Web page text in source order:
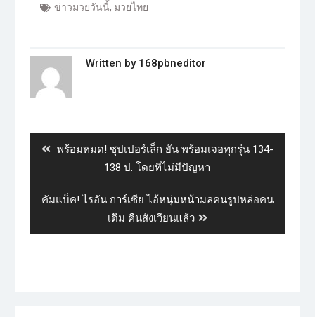
ข่าวมวยวันนี้, มวยไทย
Written by 168pbneditor
พร้อมหมด! ซุปเปอร์​เล็ก ยัน พร้อมเจอทุกรุ่น 134-
138 ป.​ โดยที่ไม่มีปัญหา
คัมแบ็ค! ไรอัน การ์เซีย ไอ้หนุ่มหน้ามลคนรูปหล่อคน
เดิม คืนสังเวียนแล้ว